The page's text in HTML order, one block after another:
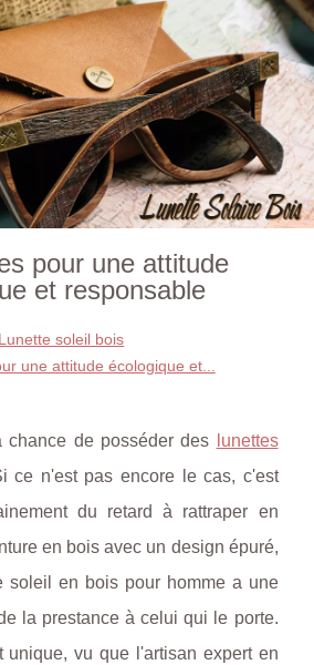
pour une attitude
et responsable
Lunette soleil bois
une attitude écologique et...
de posséder des
lunettes
ce n'est pas encore le cas, c'est
du retard à rattraper en
en bois avec un design épuré,
soleil en bois pour homme a une
la prestance à celui qui le porte.
unique, vu que l'artisan expert en